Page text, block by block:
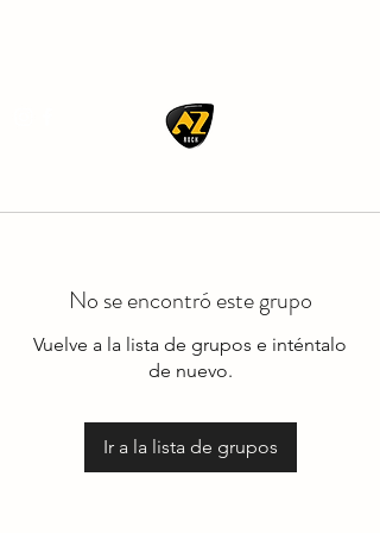
No se encontró este grupo
Vuelve a la lista de grupos e inténtalo
de nuevo.
Ir a la lista de grupos